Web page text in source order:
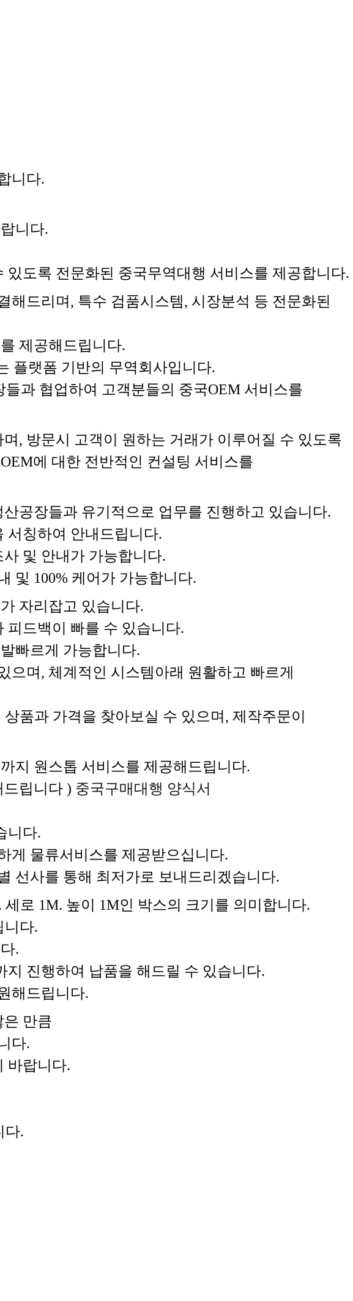
니다.
니다.
도록 전문화된 중국무역대행 서비스를 제공합니다.
드리며, 특수 검품시스템, 시장분석 등 전문화된
제공해드립니다.
플랫폼 기반의 무역회사입니다.
과 협업하여 고객분들의 중국OEM 서비스를
, 방문시 고객이 원하는 거래가 이루어질 수 있도록
에 대한 전반적인 컨설팅 서비스를
공장들과 유기적으로 업무를 진행하고 있습니다.
서칭하여 안내드립니다.
및 안내가 가능합니다.
및 100% 케어가 가능합니다.
자리잡고 있습니다.
피드백이 빠를 수 있습니다.
빠르게 가능합니다.
며, 체계적인 시스템아래 원활하고 빠르게
품과 가격을 찾아보실 수 있으며, 제작주문이
지 원스톱 서비스를 제공해드립니다.
립니다 ) 중국구매대행 양식서
니다.
게 물류서비스를 제공받으십니다.
선사를 통해 최저가로 보내드리겠습니다.
로 1M. 높이 1M인 박스의 크기를 의미합니다.
니다.
.
진행하여 납품을 해드릴 수 있습니다.
해드립니다.
만큼
다.
바랍니다.
다.